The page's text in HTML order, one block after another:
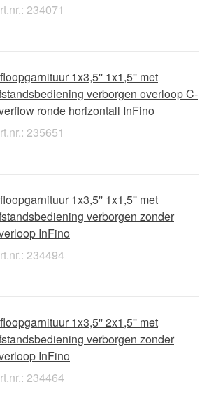
234071
1x3,5'' 1x1,5'' met
verborgen overloop C-
ronde horizontall InFino
235651
1x3,5'' 1x1,5'' met
verborgen zonder
InFino
234494
1x3,5'' 2x1,5'' met
verborgen zonder
InFino
234464